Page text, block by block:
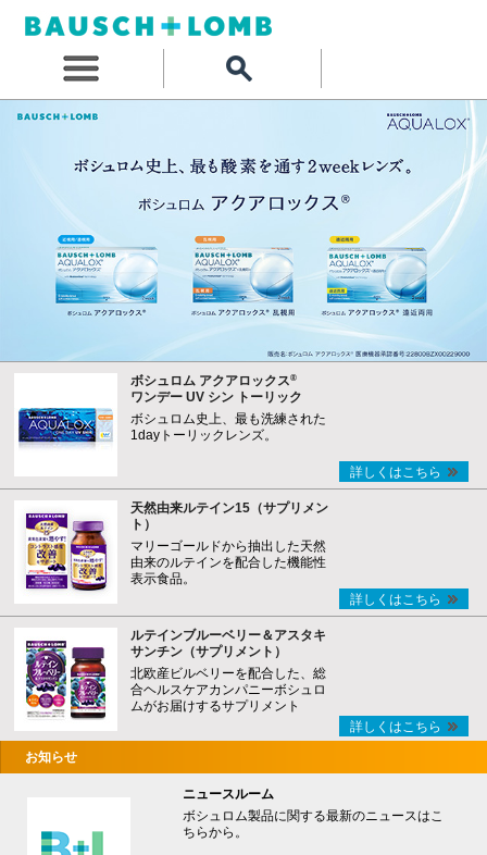
ボシュロム アクアロックス®
ワンデー UV シン トーリック
ボシュロム史上、最も洗練された
1dayトーリックレンズ。
詳しくはこちら
天然由来ルテイン15（サプリメン
ト）
マリーゴールドから抽出した天然
由来のルテインを配合した機能性
表示食品。
詳しくはこちら
ルテインブルーベリー＆アスタキ
サンチン（サプリメント）
北欧産ビルベリーを配合した、総
合ヘルスケアカンパニーボシュロ
ムがお届けするサプリメント
詳しくはこちら
お知らせ
ニュースルーム
ボシュロム製品に関する最新のニュースはこ
ちらから。